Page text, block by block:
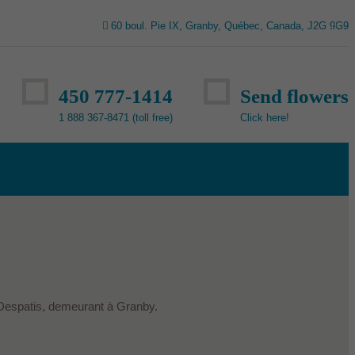
60 boul. Pie IX, Granby, Québec, Canada, J2G 9G9
450 777-1414
1 888 367-8471 (toll free)
Send flowers
Click here!
demeurant à Granby.